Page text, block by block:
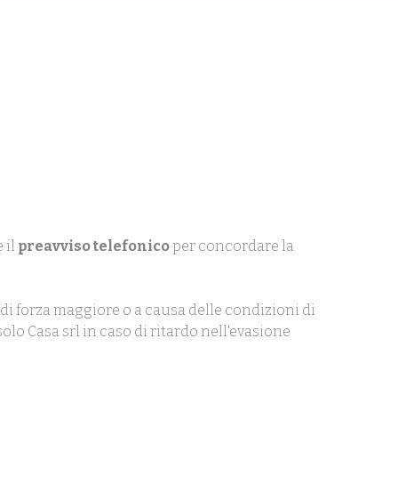
il preavviso telefonicoper concordare la
forza maggiore o a causa delle condizioni di
Casa srl in caso di ritardo nell'evasione